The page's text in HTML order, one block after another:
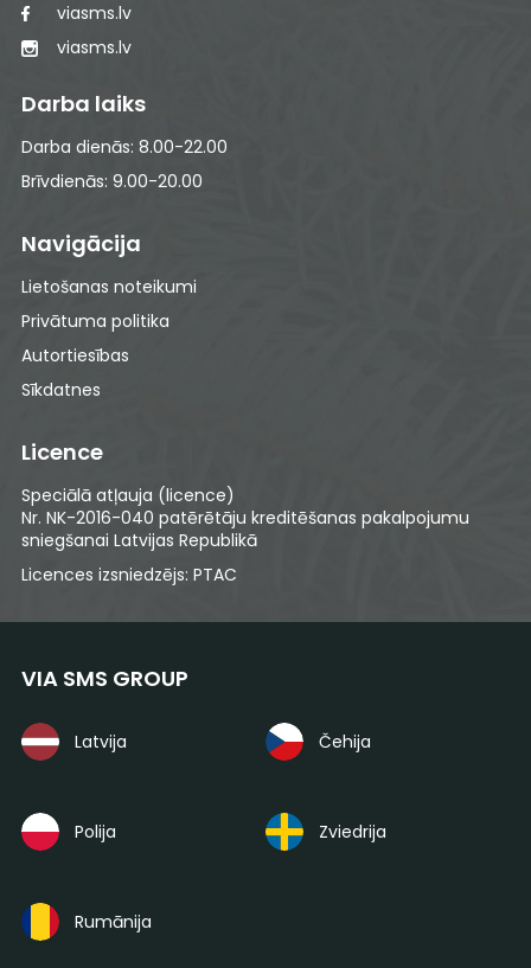
viasms.lv
viasms.lv
Darba laiks
Darba dienās: 8.00-22.00
Brīvdienās: 9.00-20.00
Navigācija
Lietošanas noteikumi
Privātuma politika
Autortiesības
Sīkdatnes
Licence
Speciālā atļauja (licence)
Nr. NK-2016-040 patērētāju kreditēšanas pakalpojumu
sniegšanai Latvijas Republikā
Licences izsniedzējs: PTAC
VIA SMS GROUP
Latvija Čehija
Polija Zviedrija
Rumānija